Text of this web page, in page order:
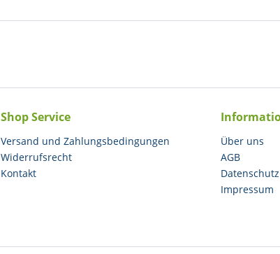
Shop Service
Versand und Zahlungsbedingungen
Widerrufsrecht
Kontakt
Über uns
AGB
Datenschutz
Impressum